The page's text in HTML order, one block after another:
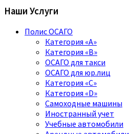
Наши Услуги
Полис ОСАГО
Категория «A»
Категория «B»
ОСАГО для такси
ОСАГО для юр.лиц
Категория «C»
Категория «D»
Самоходные машины
Иностранный учет
Учебные автомобили